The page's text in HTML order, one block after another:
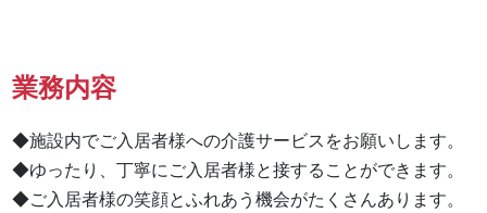
業務内容
◆施設内でご入居者様への介護サービスをお願いします。
◆ゆったり、丁寧にご入居者様と接することができます。
◆ご入居者様の笑顔とふれあう機会がたくさんあります。